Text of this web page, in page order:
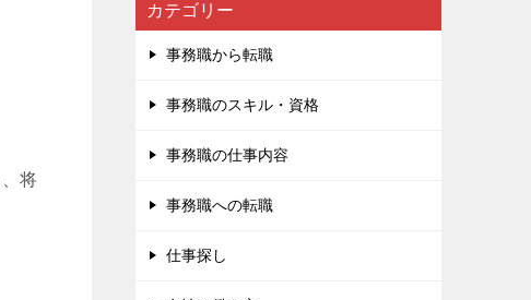
将
カテゴリー
事務職から転職
事務職のスキル・資格
事務職の仕事内容
事務職への転職
仕事探し